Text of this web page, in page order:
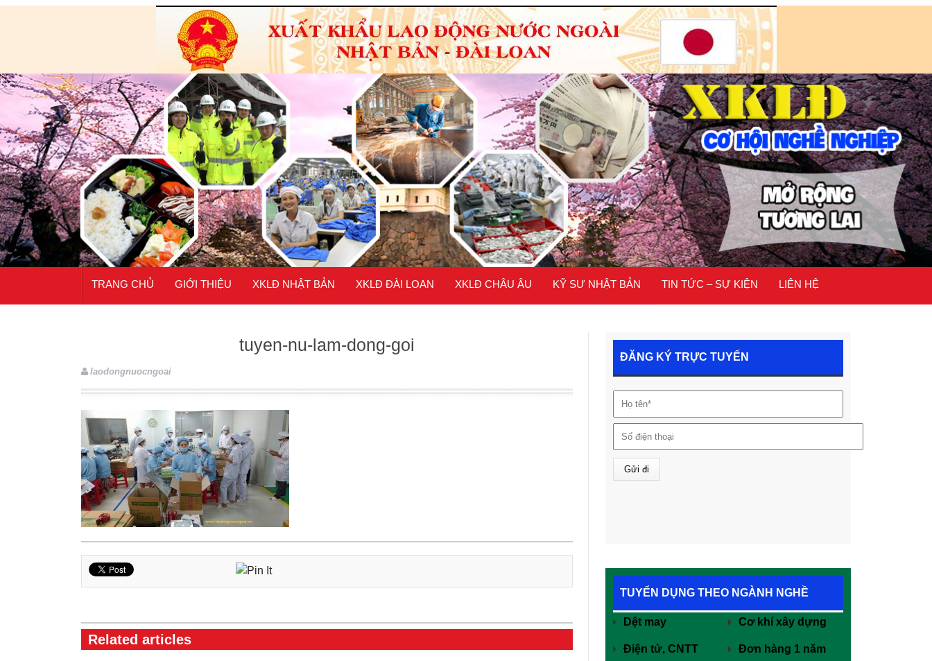
TRANG CHỦ GIỚI THIỆU XKLĐ NHẬT BẢN XKLĐ ĐÀI LOAN XKLĐ CHÂU ÂU KỸ SƯ NHẬT BẢN TIN TỨC – SỰ KIỆN LIÊN HỆ
tuyen-nu-lam-dong-goi
laodongnuocngoai
Related articles
ĐĂNG KÝ TRỰC TUYẾN
TUYỂN DỤNG THEO NGÀNH NGHỀ
Dệt may Cơ khí xây dựng
Điện tử, CNTT Đơn hàng 1 năm